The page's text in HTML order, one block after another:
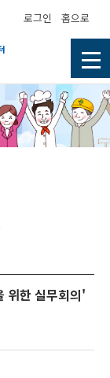
로그인 홈으로
위한 실무회의'